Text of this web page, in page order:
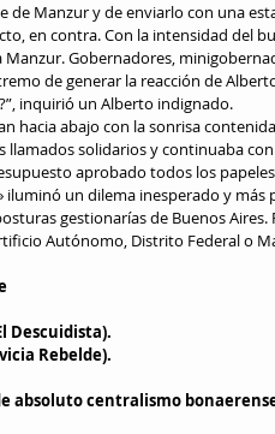
de Manzur y de enviarlo con una
en contra. Con la intensidad del
Manzur. Gobernadores,
de generar la reacción de
inquirió un Alberto indignado.
hacia abajo con la sonrisa
llamados solidarios y continuaba
aprobado todos los
iluminó un dilema inesperado y
gestionarías de Buenos
Autónomo, Distrito Federal o
Descuidista).
Rebelde).
absoluto centralismo